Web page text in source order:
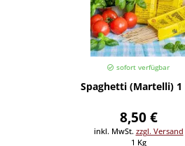
sofort verfügbar
Spaghetti (Martelli) 1
8,50 €
inkl. MwSt. zzgl. Versand
1 Kg